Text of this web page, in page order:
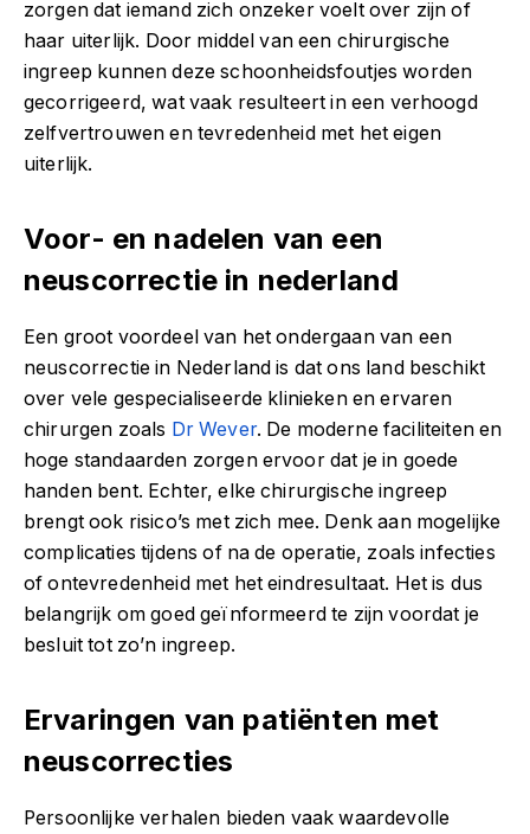
zorgen dat iemand zich onzeker voelt over zijn of
haar uiterlijk. Door middel van een chirurgische
ingreep kunnen deze schoonheidsfoutjes worden
gecorrigeerd, wat vaak resulteert in een verhoogd
zelfvertrouwen en tevredenheid met het eigen
uiterlijk.
Voor- en nadelen van een
neuscorrectie in nederland
Een groot voordeel van het ondergaan van een
neuscorrectie in Nederland is dat ons land beschikt
over vele gespecialiseerde klinieken en ervaren
chirurgen zoals Dr Wever. De moderne faciliteiten en
hoge standaarden zorgen ervoor dat je in goede
handen bent. Echter, elke chirurgische ingreep
brengt ook risico’s met zich mee. Denk aan mogelijke
complicaties tijdens of na de operatie, zoals infecties
of ontevredenheid met het eindresultaat. Het is dus
belangrijk om goed geïnformeerd te zijn voordat je
besluit tot zo’n ingreep.
Ervaringen van patiënten met
neuscorrecties
Persoonlijke verhalen bieden vaak waardevolle